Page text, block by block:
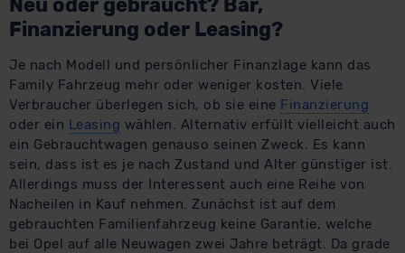
Neu oder gebraucht? Bar,
Finanzierung oder Leasing?
Je nach Modell und persönlicher Finanzlage kann das
Family Fahrzeug mehr oder weniger kosten. Viele
Verbraucher überlegen sich, ob sie eine Finanzierung
oder ein Leasing wählen. Alternativ erfüllt vielleicht auch
ein Gebrauchtwagen genauso seinen Zweck. Es kann
sein, dass ist es je nach Zustand und Alter günstiger ist.
Allerdings muss der Interessent auch eine Reihe von
Nacheilen in Kauf nehmen. Zunächst ist auf dem
gebrauchten Familienfahrzeug keine Garantie, welche
bei Opel auf alle Neuwagen zwei Jahre beträgt. Da grade